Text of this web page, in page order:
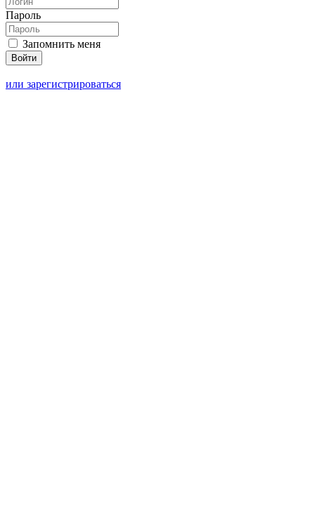
Пароль
Запомнить меня
или зарегистрироваться